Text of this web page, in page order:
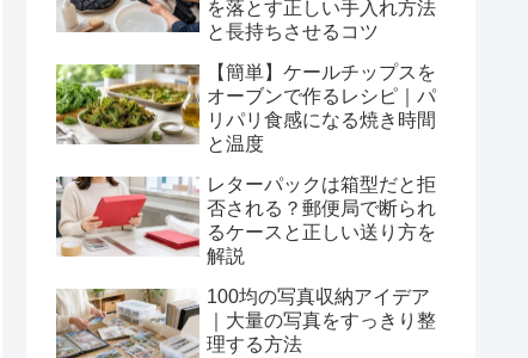
を落とす正しい手入れ方法
と長持ちさせるコツ
【簡単】ケールチップスを
オーブンで作るレシピ｜パ
リパリ食感になる焼き時間
と温度
レターパックは箱型だと拒
否される？郵便局で断られ
るケースと正しい送り方を
解説
100均の写真収納アイデア
｜大量の写真をすっきり整
理する方法